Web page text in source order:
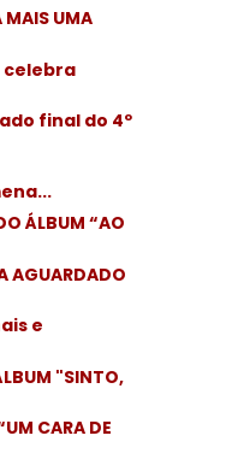
MAIS UMA
celebra
final do 4º
ÁLBUM “AO
AGUARDADO
e
"SINTO,
CARA DE